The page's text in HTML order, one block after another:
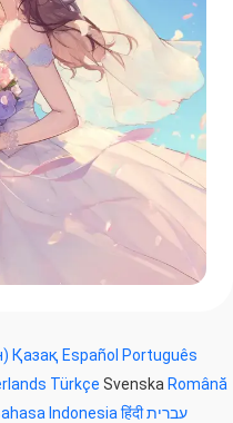
Қазақ Español Português
Türkçe Svenska Română
Indonesia हिंदीעברית